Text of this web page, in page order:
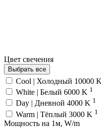
Цвет свечения
Выбрать все
Cool | Холодный 10000 K
White | Белый 6000 K 1
Day | Дневной 4000 K 1
Warm | Тёплый 3000 K 1
Мощность на 1м, W/m